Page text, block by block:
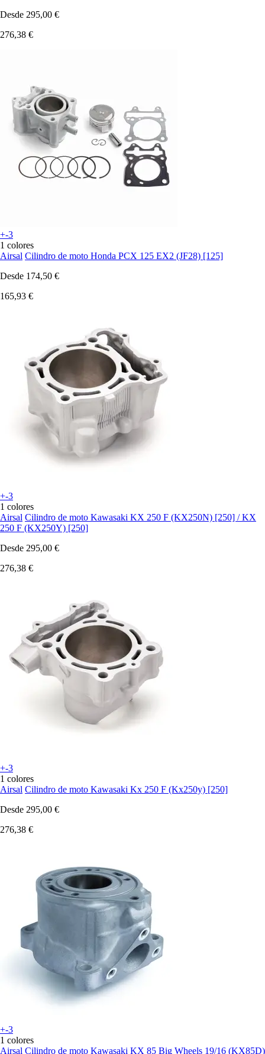
Desde 295,00 €
276,38 €
+-3
1 colores
Airsal Cilindro de moto Honda PCX 125 EX2 (JF28) [125]
Desde 174,50 €
165,93 €
+-3
1 colores
Airsal Cilindro de moto Kawasaki KX 250 F (KX250N) [250] / KX
250 F (KX250Y) [250]
Desde 295,00 €
276,38 €
+-3
1 colores
Airsal Cilindro de moto Kawasaki Kx 250 F (Kx250y) [250]
Desde 295,00 €
276,38 €
+-3
1 colores
Airsal Cilindro de moto Kawasaki KX 85 Big Wheels 19/16 (KX85D)